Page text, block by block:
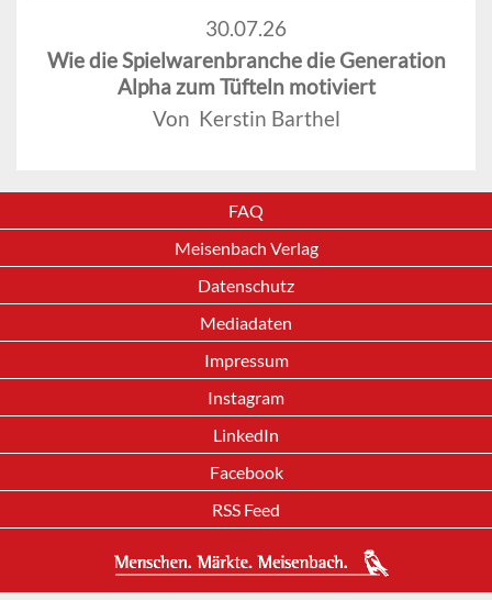
30.07.26
Wie die Spielwarenbranche die Generation
Alpha zum Tüfteln motiviert
Von Kerstin Barthel
FAQ
Meisenbach Verlag
Datenschutz
Mediadaten
Impressum
Instagram
LinkedIn
Facebook
RSS Feed